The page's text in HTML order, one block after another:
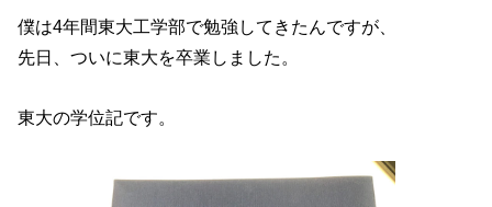
僕は4年間東大工学部で勉強してきたんですが、
先日、ついに東大を卒業しました。
東大の学位記です。